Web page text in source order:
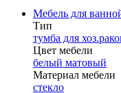
Мебель для
Тип
тумба для
Цвет мебели
белый матовый
Материал мебели
стекло